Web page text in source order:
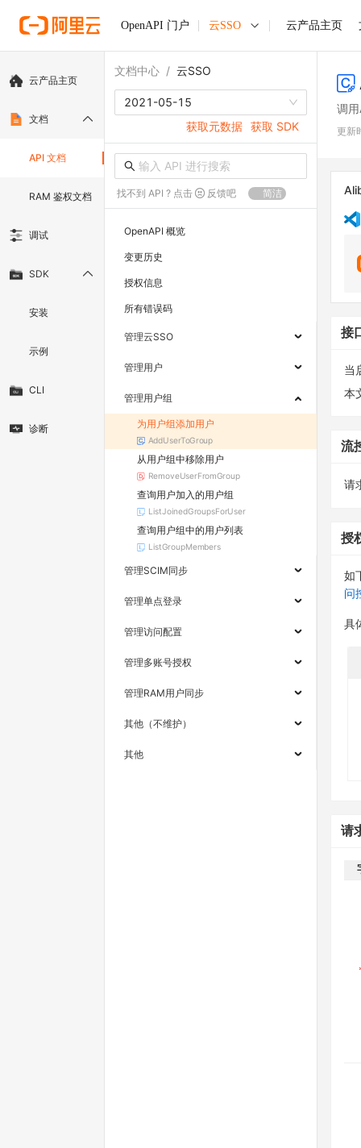
OpenAPI 门户 云SSO 云产品主页
云产品主页
文档
API 文档
RAM 鉴权文档
调试
SDK
安装
示例
CLI
诊断
文档中心 / 云SSO
2021-05-15
获取元数据 获取 SDK
找不到 API ? 点击 反馈吧 简洁
OpenAPI 概览
变更历史
授权信息
所有错误码
管理云SSO
管理用户
管理用户组
为用户组添加用户
AddUserToGroup
从用户组中移除用户
RemoveUserFromGroup
查询用户加入的用户组
ListJoinedGroupsForUser
查询用户组中的用户列表
ListGroupMembers
管理SCIM同步
管理单点登录
管理访问配置
管理多账号授权
管理RAM用户同步
其他（不维护）
其他
调
更新
接
当
本
流
请
授
如
问
具
请